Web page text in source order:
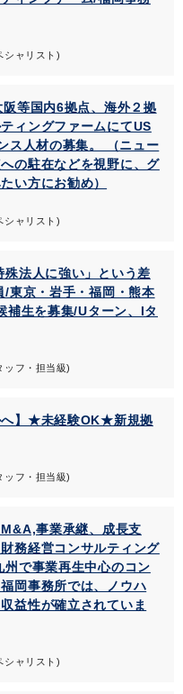
シャリスト)
阪等国内6拠点、海外２拠
ィングファームにてUS
ス人材の募集。 （ニュー
の駐在などを視野に、グ
い方にお勧め）
シャリスト)
殊法人に強い」という差
/東京・岩手・福岡・熊本
補生を募集/Uターン、Iタ
ッフ・担当級)
へ】★未経験OK★新規拠
ッフ・担当級)
事業承継、成長支
務経営コンサルティング
で事業再生中心のコン
岡事務所では、ノウハ
益性が確立されていま
シャリスト)